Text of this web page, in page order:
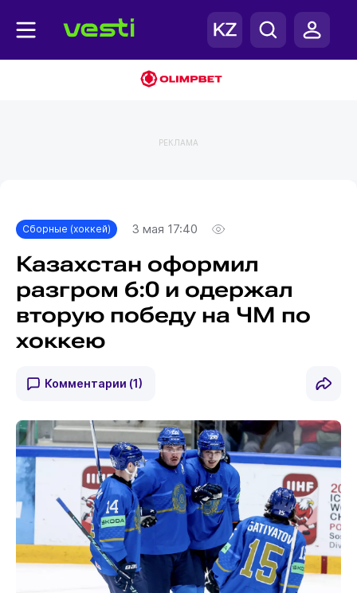
РЕКЛАМА
Сборные (хоккей) 3 мая 17:40
Казахстан оформил
разгром 6:0 и одержал
вторую победу на ЧМ по
хоккею
Комментарии (1)